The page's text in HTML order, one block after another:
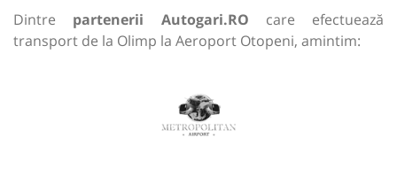
Dintre partenerii Autogari.RO care efectuează
transport de la Olimp la Aeroport Otopeni, amintim: